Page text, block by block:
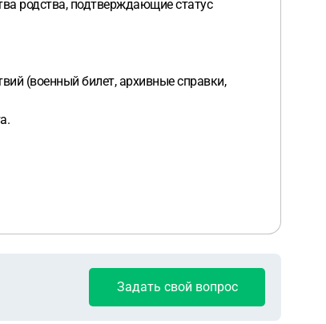
родства, подтверждающие статус
(военный билет, архивные справки,
Задать свой вопрос